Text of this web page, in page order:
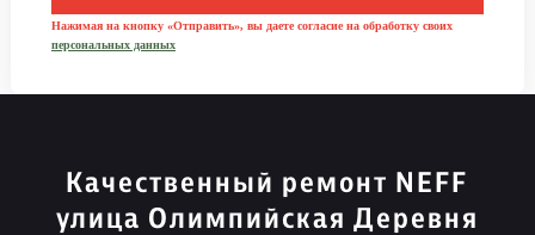
Нажимая на кнопку «Отправить», вы даете согласие на обработку своих
персональных данных
Качественный ремонт NEFF
улица Олимпийская Деревня